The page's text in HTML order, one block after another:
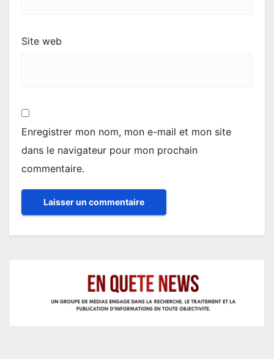
Site web
Enregistrer mon nom, mon e-mail et mon site
dans le navigateur pour mon prochain
commentaire.